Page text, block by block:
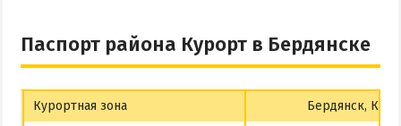
Паспорт района Курорт в Бердянске
Курортная зона
Бердянск,